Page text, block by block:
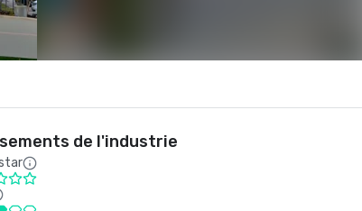
de l'industrie